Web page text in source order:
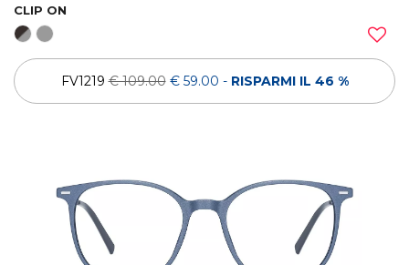
CLIP ON
FV1219€ 109.00 € 59.00 - RISPARMI IL 46 %